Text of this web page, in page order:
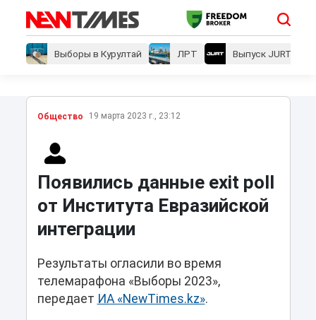
Выборы в Курултай ЛРТ Выпуск JURT
Общество 19 марта 2023 г., 23:12
Появились данные exit poll
от Института Евразийской
интеграции
Результаты огласили во время
телемарафона «Выборы 2023»,
передает ИА «NewTimes.kz».